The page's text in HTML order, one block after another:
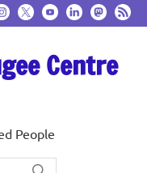
Centre
People